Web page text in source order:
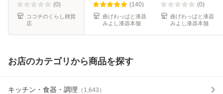
婦 両親 お祝い お
し
(0)
ココチのくらし雑貨
店
ント セット お箸
男性
(140)
曲げわっぱと漆器
みよし漆器本舗
外国人 ダークグレ
ー
(0)
曲げわっぱと漆器
みよし漆器本舗
お店のカテゴリから商品を探す
キッチン・食器・調理 （ 1,643 ）